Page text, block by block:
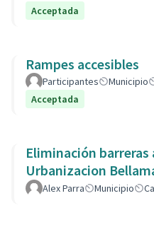
Acceptada
Rampes accesibles
Participantes Municipio
Acceptada
Eliminación
Urbanizacion
Alex Parra Municipio